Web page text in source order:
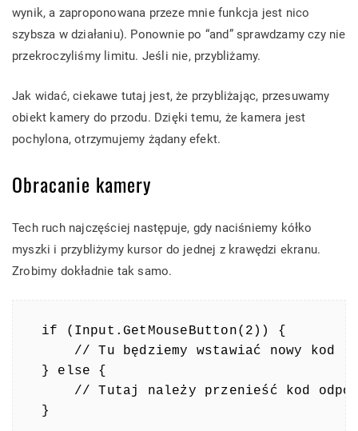
wynik, a zaproponowana przeze mnie funkcja jest nico
szybsza w działaniu). Ponownie po “and” sprawdzamy czy nie
przekroczyliśmy limitu. Jeśli nie, przybliżamy.
Jak widać, ciekawe tutaj jest, że przybliżając, przesuwamy
obiekt kamery do przodu. Dzięki temu, że kamera jest
pochylona, otrzymujemy żądany efekt.
Obracanie kamery
Tech ruch najczęściej następuje, gdy naciśniemy kółko
myszki i przybliżymy kursor do jednej z krawędzi ekranu.
Zrobimy dokładnie tak samo.
if (Input.GetMouseButton(2)) {
    // Tu będziemy wstawiać nowy kod
} else {
// Tutaj należy przenieść kod
}